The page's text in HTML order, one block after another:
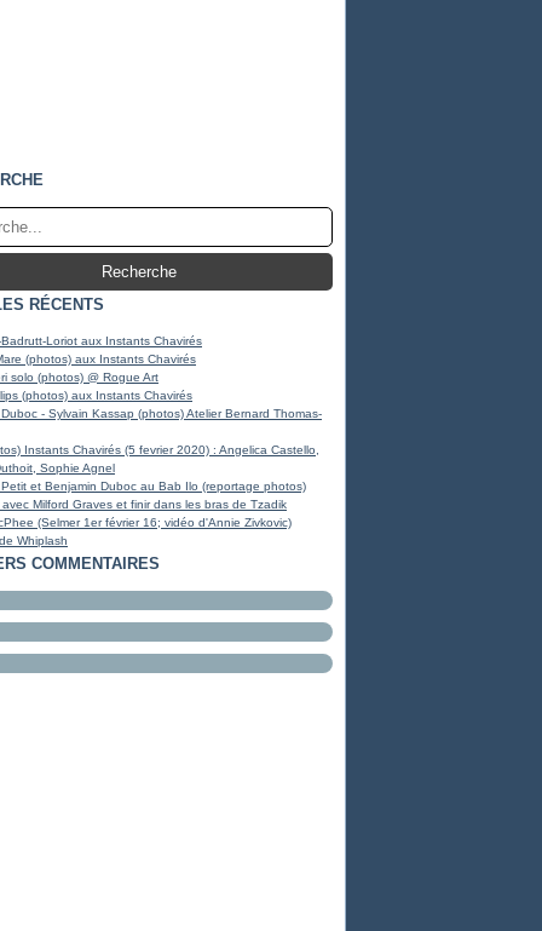
RÉCENTS
Loriot aux Instants Chavirés
(photos) aux Instants Chavirés
solo (photos) @ Rogue Art
(photos) aux Instants Chavirés
- Sylvain Kassap (photos) Atelier Bernard Thomas-
Instants Chavirés (5 fevrier 2020) : Angelica Castello,
Sophie Agnel
et Benjamin Duboc au Bab Ilo (reportage photos)
avec Milford Graves et finir dans les bras de Tzadik
(Selmer 1er février 16; vidéo d'Annie Zivkovic)
Whiplash
COMMENTAIRES